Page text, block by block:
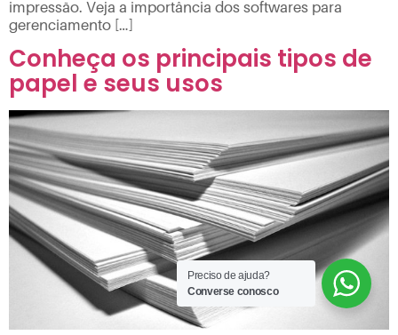
impressão. Veja a importância dos softwares para
gerenciamento […]
Conheça os principais tipos de
papel e seus usos
Preciso de ajuda?
Converse conosco